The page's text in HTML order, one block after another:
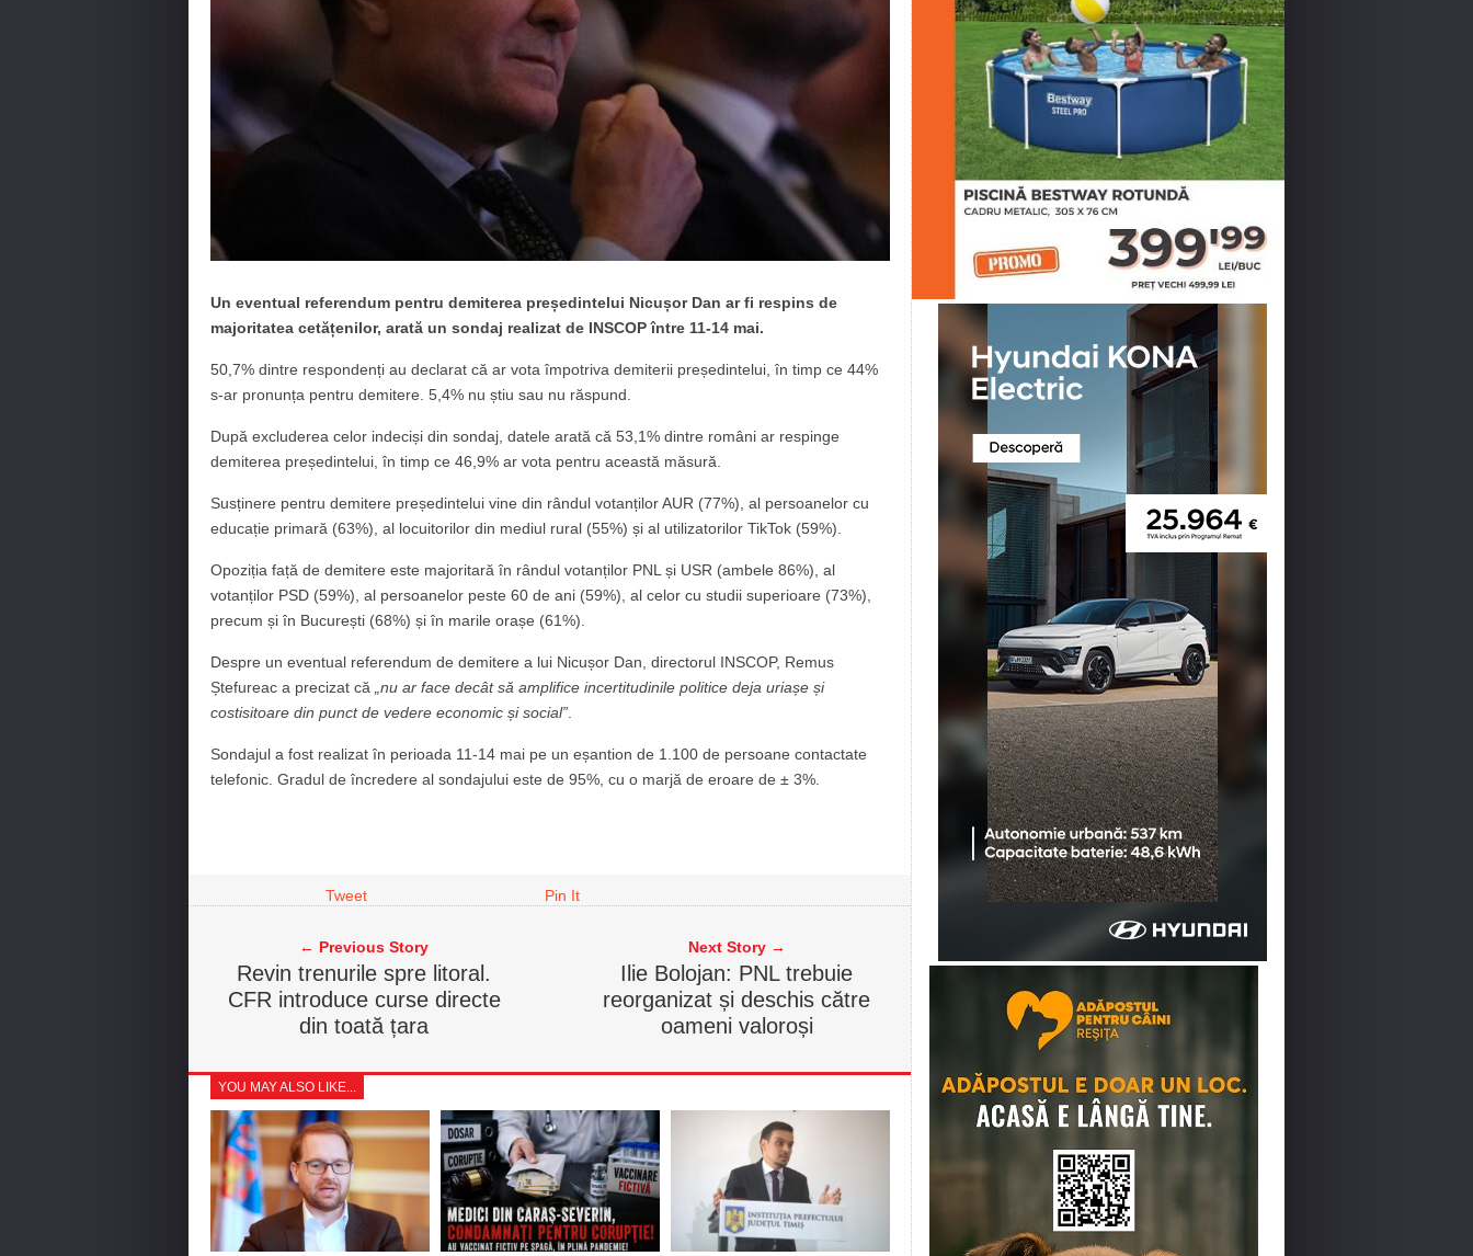
Un eventual referendum pentru demiterea președintelui Nicușor Dan ar fi respins de
majoritatea cetățenilor, arată un sondaj realizat de INSCOP între 11-14 mai.
50,7% dintre respondenți au declarat că ar vota împotriva demiterii președintelui, în timp ce 44%
s-ar pronunța pentru demitere. 5,4% nu știu sau nu răspund.
După excluderea celor indeciși din sondaj, datele arată că 53,1% dintre români ar respinge
demiterea președintelui, în timp ce 46,9% ar vota pentru această măsură.
Susținere pentru demitere președintelui vine din rândul votanților AUR (77%), al persoanelor cu
educație primară (63%), al locuitorilor din mediul rural (55%) și al utilizatorilor TikTok (59%).
Opoziția față de demitere este majoritară în rândul votanților PNL și USR (ambele 86%), al
votanților PSD (59%), al persoanelor peste 60 de ani (59%), al celor cu studii superioare (73%),
precum și în București (68%) și în marile orașe (61%).
Despre un eventual referendum de demitere a lui Nicușor Dan, directorul INSCOP, Remus
Ștefureac a precizat că
„nu ar face decât să amplifice incertitudinile politice deja uriașe și
costisitoare din punct de vedere economic și social”
Sondajul a fost realizat în perioada 11-14 mai pe un eșantion de 1.100 de persoane contactate
telefonic. Gradul de încredere al sondajului este de 95%, cu o marjă de eroare de ± 3%.
Tweet Pin It
← Previous Story
Revin trenurile spre litoral.
CFR introduce curse directe
din toată țara
Next Story →
Ilie Bolojan: PNL trebuie
reorganizat și deschis către
oameni valoroși
YOU MAY ALSO LIKE...